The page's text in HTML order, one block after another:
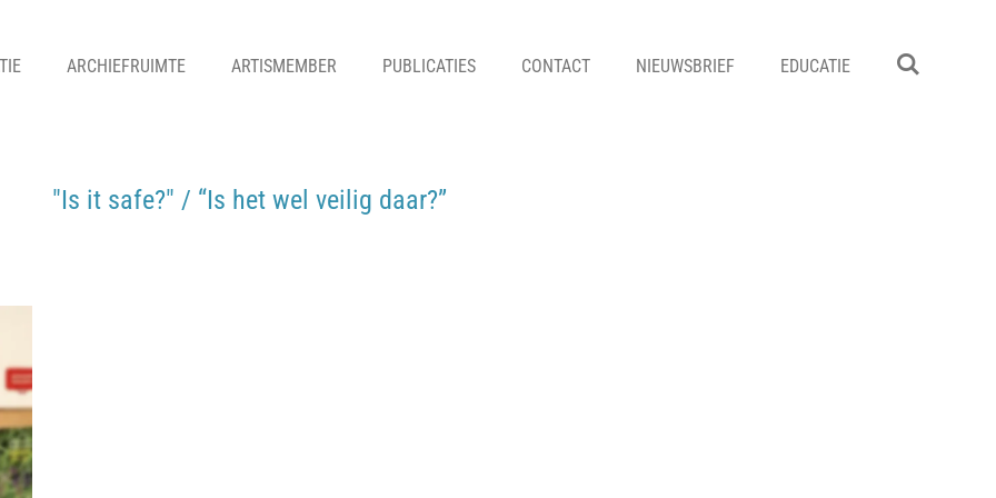
ARCHIEFRUIMTE ARTISMEMBER PUBLICATIES CONTACT NIEUWSBRIEF EDUCATIE
"Is it safe?" / “Is het wel veilig daar?”